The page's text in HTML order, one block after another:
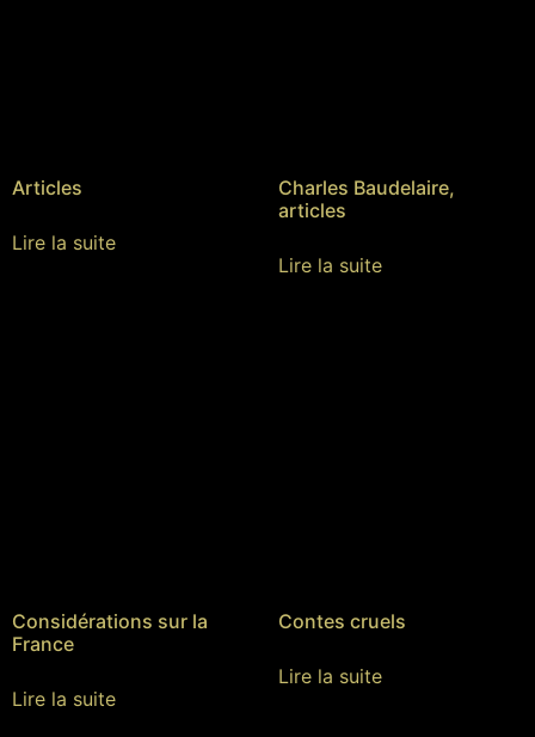
Articles
Lire la suite
Charles Baudelaire,
articles
Lire la suite
Considérations sur la
France
Lire la suite
Contes cruels
Lire la suite